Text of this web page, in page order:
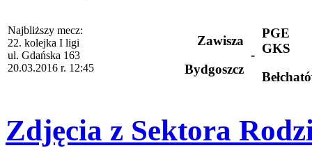
Najbliższy mecz:
22. kolejka I ligi
ul. Gdańska 163
20.03.2016 r. 12:45
Zawisza
Bydgoszcz
-
PGE
GKS
Zdjęcia z Sektora